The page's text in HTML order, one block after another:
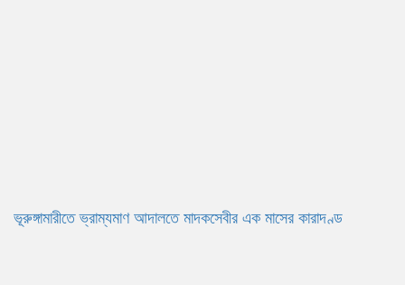
ভূরুঙ্গামারীতে ভ্রাম্যমাণ আদালতে মাদকসেবীর এক মাসের কারাদণ্ড